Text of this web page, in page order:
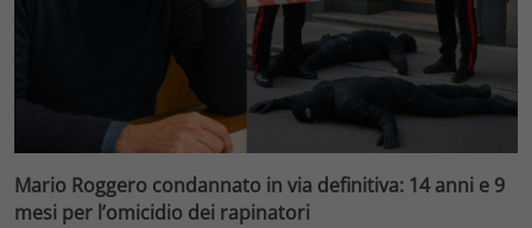
Mario Roggero condannato in via definitiva: 14 anni e 9
mesi per l’omicidio dei rapinatori